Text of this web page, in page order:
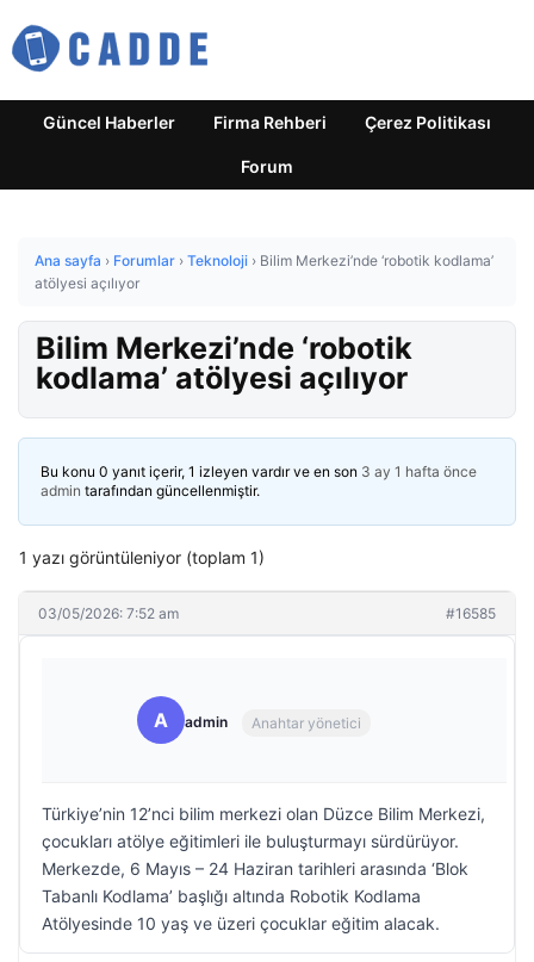
Güncel Haberler Firma Rehberi Çerez Politikası
Forum
Ana sayfa › Forumlar › Teknoloji › Bilim Merkezi’nde ‘robotik kodlama’
atölyesi açılıyor
Bilim Merkezi’nde ‘robotik
kodlama’ atölyesi açılıyor
Bu konu 0 yanıt içerir, 1 izleyen vardır ve en son 3 ay 1 hafta önce
admin tarafından güncellenmiştir.
1 yazı görüntüleniyor (toplam 1)
03/05/2026: 7:52 am #16585
A admin Anahtar yönetici
Türkiye’nin 12’nci bilim merkezi olan Düzce Bilim Merkezi,
çocukları atölye eğitimleri ile buluşturmayı sürdürüyor.
Merkezde, 6 Mayıs – 24 Haziran tarihleri arasında ‘Blok
Tabanlı Kodlama’ başlığı altında Robotik Kodlama
Atölyesinde 10 yaş ve üzeri çocuklar eğitim alacak.